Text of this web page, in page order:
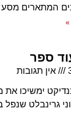
המתארים מסע
»
ספר
אין תגובות
ימשיכו את
גרינבלט